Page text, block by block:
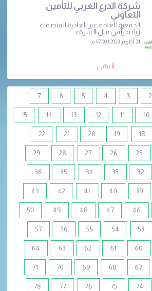
شركة الدرع العربي للتأمين
التعاوني
الجمعية العامة غير العادية المتضمنة
زيادة رأس مال الشركة
24 أكتوبر 2023 | 07:00 م
انتهى
2
3
4
5
6
7
10
11
12
13
14
15
18
19
20
21
22
25
26
27
28
29
32
33
34
35
36
39
40
41
42
43
46
47
48
49
50
53
54
55
56
57
60
61
62
63
64
67
68
69
70
71
74
75
76
77
78